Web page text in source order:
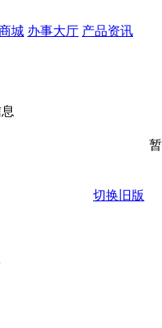
城 办事大厅 产品资讯
切换旧版